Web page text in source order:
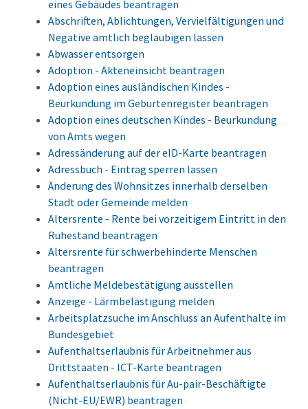
eines Gebäudes beantragen
Abschriften, Ablichtungen, Vervielfältigungen und
Negative amtlich beglaubigen lassen
Abwasser entsorgen
Adoption - Akteneinsicht beantragen
Adoption eines ausländischen Kindes -
Beurkundung im Geburtenregister beantragen
Adoption eines deutschen Kindes - Beurkundung
von Amts wegen
Adressänderung auf der eID-Karte beantragen
Adressbuch - Eintrag sperren lassen
Änderung des Wohnsitzes innerhalb derselben
Stadt oder Gemeinde melden
Altersrente - Rente bei vorzeitigem Eintritt in den
Ruhestand beantragen
Altersrente für schwerbehinderte Menschen
beantragen
Amtliche Meldebestätigung ausstellen
Anzeige - Lärmbelästigung melden
Arbeitsplatzsuche im Anschluss an Aufenthalte im
Bundesgebiet
Aufenthaltserlaubnis für Arbeitnehmer aus
Drittstaaten - ICT-Karte beantragen
Aufenthaltserlaubnis für Au-pair-Beschäftigte
(Nicht-EU/EWR) beantragen